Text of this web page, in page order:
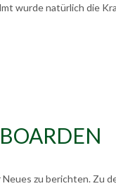
wurde natürlich die
zu berichten. Zu